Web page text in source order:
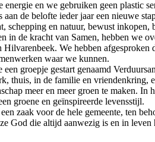
energie en we gebruiken geen plastic
de belofte ieder jaar een nieuwe
schepping en natuur, bewust inkopen,
in de kracht van Samen, hebben we
We hebben
waar we kunnen.
groepje gestart genaamd
thuis, in de familie en vriendenkring,
meer en meer groen te maken.
groene en geïnspireerde levensstijl.
zaak voor de hele gemeente, ten
God die altijd aanwezig is en in leven